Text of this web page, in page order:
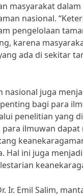
masyarakat dalam
nasional.
pengelolaan
karena
ada di sekitar
nasional juga
bagi para
penelitian yang
ilmuwan dapat
Hal ini juga
Ir. Emil Salim,